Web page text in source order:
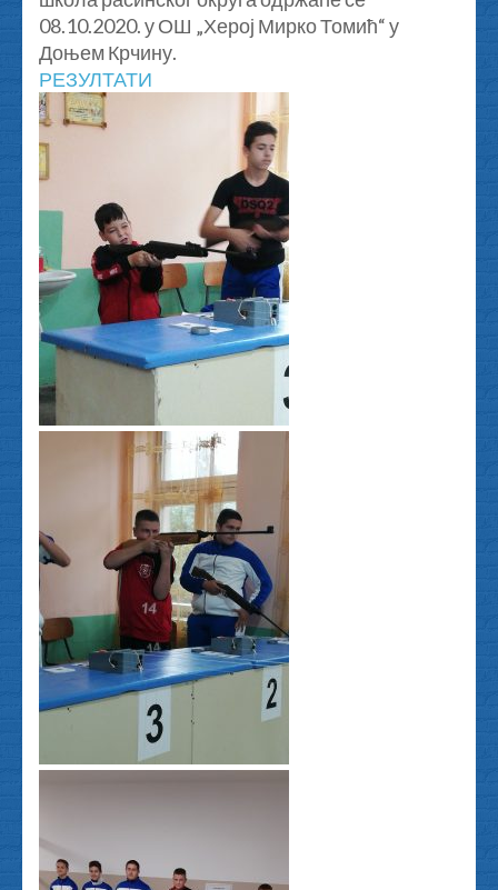
08.10.2020. у ОШ „Херој Мирко Томић“ у
Доњем Крчину.
РЕЗУЛТАТИ